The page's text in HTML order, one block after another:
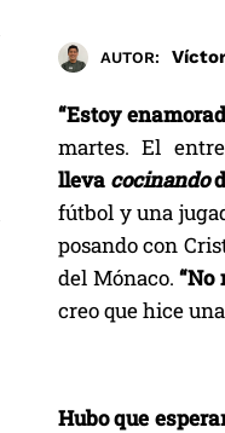
AUTOR:
“Estoy
martes. El
lleva cocinando
fútbol y una
posando con
del Mónaco.“No
creo que hice
Hubo que